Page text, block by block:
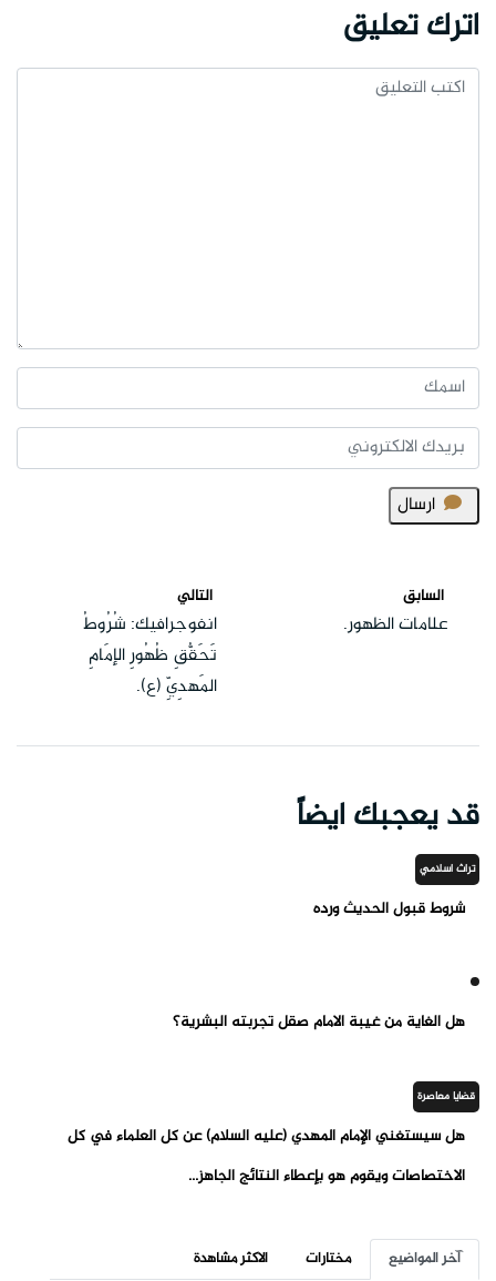
اترك تعليق
ارسال
السابق
علامات الظهور.
التالي
انفوجرافيك: شُرُوطُ
تَحَقُّقِ ظُهُورِ الإمَامِ
المَهدِيِّ (ع).
قد يعجبك ايضاً
تراث اسلامي
شروط قبول الحديث ورده
هل الغاية من غيبة الامام صقل تجربته البشرية؟
قضايا معاصرة
هل سيستغني الإمام المهدي (عليه السلام) عن كل العلماء في كل
الاختصاصات ويقوم هو بإعطاء النتائج الجاهز...
آخر المواضيع مختارات
الاكثر مشاهدة